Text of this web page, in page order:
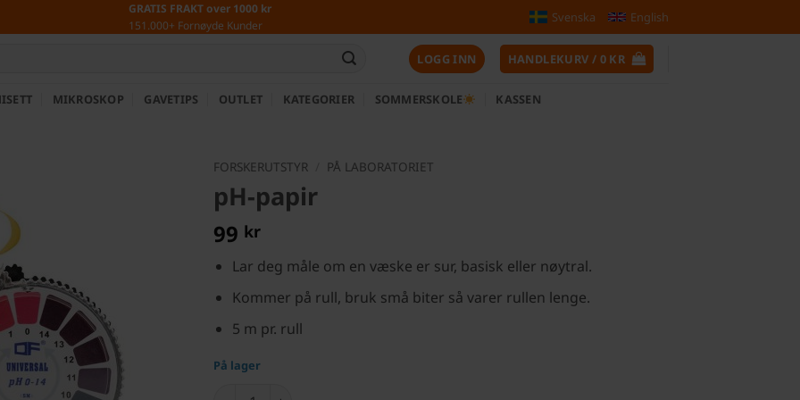
GRATIS FRAKT over 1000 kr
151.000+ Fornøyde Kunder
Svenska English
LOGG INN HANDLEKURV / 0 KR
MIKROSKOP GAVETIPS OUTLET KATEGORIER SOMMERSKOLE KASSEN
FORSKERUTSTYR PÅ LABORATORIET
pH-papir
99 kr
Lar deg måle om en væske er sur, basisk eller nøytral.
Kommer på rull, bruk små biter så varer rullen lenge.
5 m pr. rull
På lager
pH-papir antall